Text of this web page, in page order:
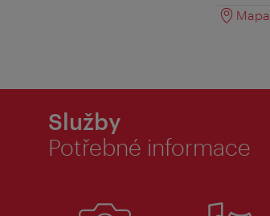
Mapa
Služby
Potřebné informace